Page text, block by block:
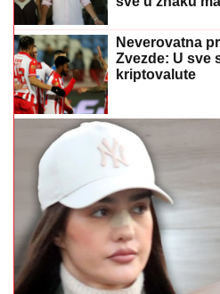
Neverovatna
Zvezde: U sve
kriptovalute